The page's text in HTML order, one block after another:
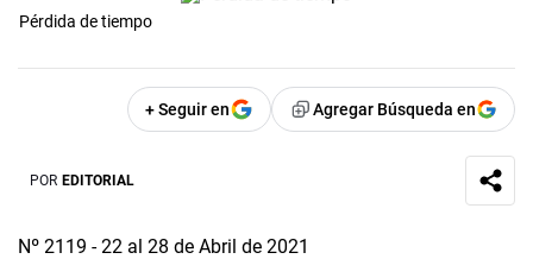
Pérdida de tiempo
+ Seguir en Agregar Búsqueda en
POR EDITORIAL
Nº 2119 - 22 al 28 de Abril de 2021